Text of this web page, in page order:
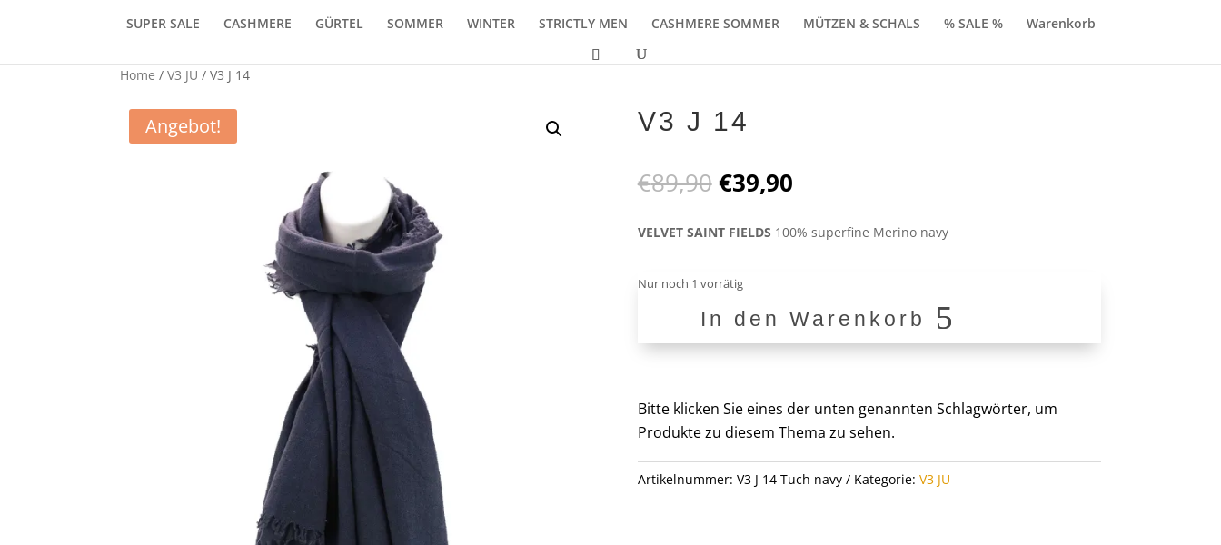
SUPER SALE CASHMERE GÜRTEL SOMMER WINTER STRICTLY MEN CASHMERE SOMMER MÜTZEN & SCHALS % SALE % Warenkorb
Home / V3 JU / V3 J 14
Angebot! V3 J 14
€89,90 Ursprünglicher
Preis
war:
€39,90Aktueller
ist:
VELVET SAINT FIELDS 100% superfine Merino navy
Nur noch 1 vorrätig
Menge
In den Warenkorb
Bitte klicken Sie eines der unten genannten Schlagwörter, um
Produkte zu diesem Thema zu sehen.
Artikelnummer: V3 J 14 Tuch navy Kategorie: V3 JU